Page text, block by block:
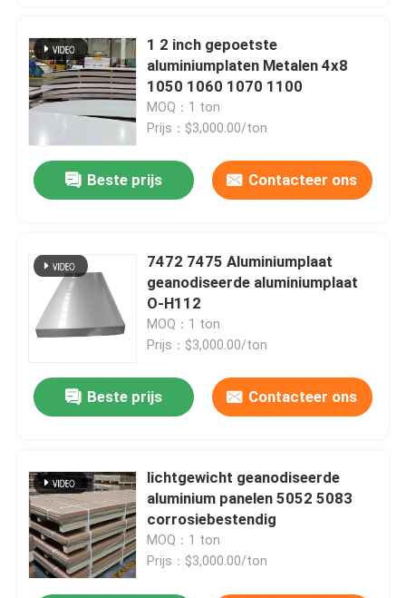
1 2 inch gepoetste
aluminiumplaten Metalen 4x8
1050 1060 1070 1100
MOQ：1 ton
Prijs：$3,000.00/ton
Beste prijs Contacteer ons
7472 7475 Aluminiumplaat
geanodiseerde aluminiumplaat
O-H112
MOQ：1 ton
Prijs：$3,000.00/ton
Beste prijs Contacteer ons
lichtgewicht geanodiseerde
aluminium panelen 5052 5083
corrosiebestendig
MOQ：1 ton
Prijs：$3,000.00/ton